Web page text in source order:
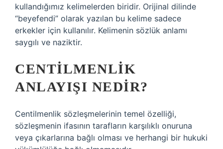
kullandığımız kelimelerden biridir. Orijinal dilinde
“beyefendi” olarak yazılan bu kelime sadece
erkekler için kullanılır. Kelimenin sözlük anlamı
saygılı ve naziktir.
CENTILMENLIK
ANLAYIŞI NEDIR?
Centilmenlik sözleşmelerinin temel özelliği,
sözleşmenin ifasının tarafların karşılıklı onuruna
veya çıkarlarına bağlı olması ve herhangi bir hukuki